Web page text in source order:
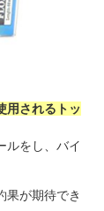
用されるトッ
ルをし、バイ
果が期待でき